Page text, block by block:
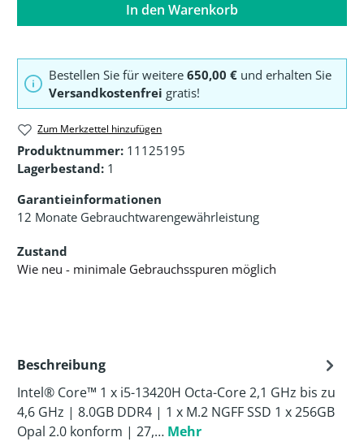
In den Warenkorb
Bestellen Sie für weitere 650,00 € und erhalten Sie
Versandkostenfrei gratis!
Zum Merkzettel hinzufügen
Produktnummer: 11125195
Lagerbestand: 1
Garantieinformationen
12 Monate Gebrauchtwarengewährleistung
Zustand
Wie neu - minimale Gebrauchsspuren möglich
Beschreibung
Intel® Core™ 1 x i5-13420H Octa-Core 2,1 GHz bis zu
4,6 GHz | 8.0GB DDR4 | 1 x M.2 NGFF SSD 1 x 256GB
Opal 2.0 konform | 27,… Mehr